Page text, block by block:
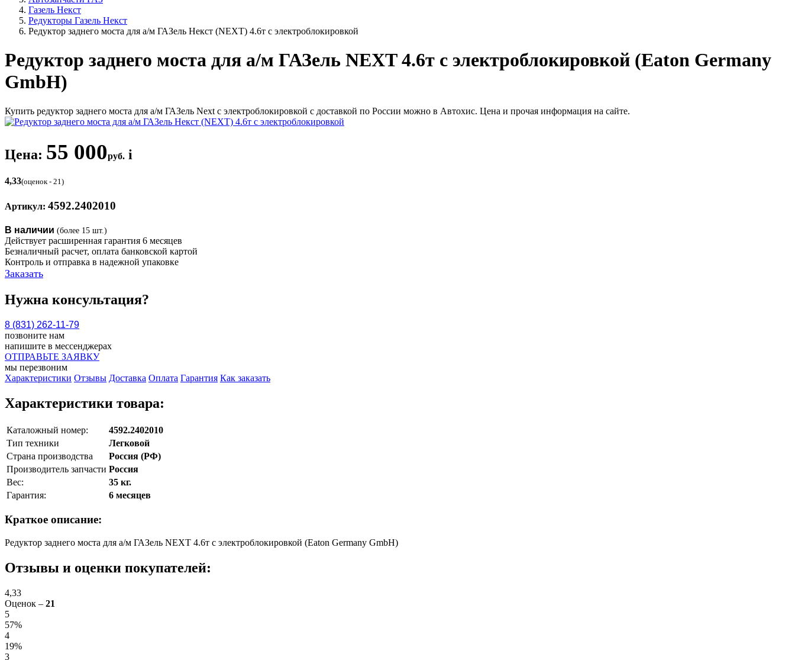
Газель Некст
Редукторы Газель Некст
Редуктор заднего моста для а/м ГАЗель Некст (NEXT) 4.6т с электроблокировкой
Редуктор заднего моста для а/м ГАЗель NEXT 4.6т с электроблокировкой (Eaton Germany
GmbH)
Купить редуктор заднего моста для а/м ГАЗель Next с электроблокировкой с доставкой по России можно в Автохис. Цена и прочая информация на сайте.
Цена: 55 000руб. i
4,33(оценок - 21)
Артикул: 4592.2402010
В наличии (более 15 шт.)
Действует расширенная гарантия 6 месяцев
Безналичный расчет, оплата банковской картой
Контроль и отправка в надежной упаковке
Заказать
Нужна консультация?
8 (831) 262-11-79
позвоните нам
напишите в мессенджерах
ОТПРАВЬТЕ ЗАЯВКУ
мы перезвоним
Характеристики Отзывы Доставка Оплата Гарантия Как заказать
Характеристики товара:
Каталожный номер:
4592.2402010
Тип техники
Легковой
Страна производства
Россия (РФ)
Производитель запчасти Россия
Вес:
35 кг.
Гарантия:
6 месяцев
Краткое описание:
Редуктор заднего моста для а/м ГАЗель NEXT 4.6т с электроблокировкой (Eaton Germany GmbH)
Отзывы и оценки покупателей:
4,33
Оценок – 21
5
57%
4
19%
3